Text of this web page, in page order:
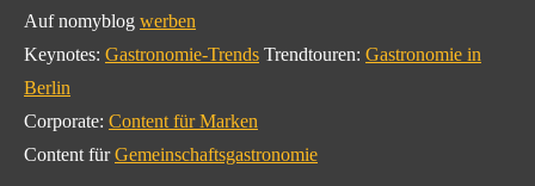
Auf nomyblog werben
Keynotes: Gastronomie-Trends Trendtouren: Gastronomie in
Berlin
Corporate: Content für Marken
Content fürGemeinschaftsgastronomie